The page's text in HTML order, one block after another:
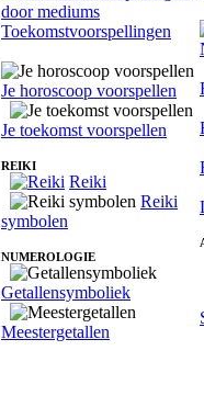
Toekomstvoorspellingen
Je horoscoop voorspellen
Je toekomst voorspellen
REIKI
Reiki
Reiki
symbolen
NUMEROLOGIE
Getallensymboliek
Meestergetallen